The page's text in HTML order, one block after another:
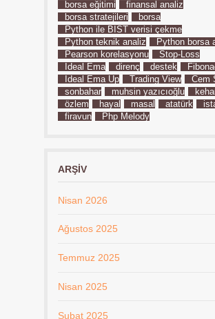
borsa eğitimi
finansal analiz
borsa stratejileri
borsa
Python ile BIST verisi çekme
Python teknik analiz
Python borsa
Pearson korelasyonu
Stop-Loss
İdeal Ema
direnç destek
İdeal Ema Up
Trading View
Cem
sonbahar
muhsin yazıcıoğlu
özlem
hayal masal atatürk
firavun
Php Melody
ARŞIV
Nisan 2026
Ağustos 2025
Temmuz 2025
Nisan 2025
Şubat 2025